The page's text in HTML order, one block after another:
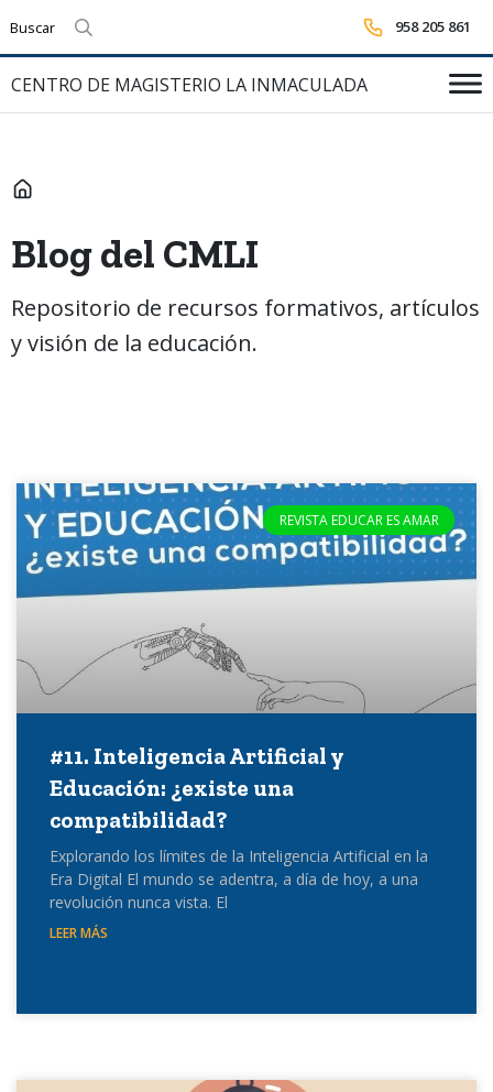
Realizar búsqueda 958 205 861
CENTRO DE MAGISTERIO LA INMACULADA
INICIO
Blog del CMLI
Repositorio de recursos formativos, artículos
y visión de la educación.
REVISTA EDUCAR ES AMAR
#11. Inteligencia Artificial y
Educación: ¿existe una
compatibilidad?
Explorando los límites de la Inteligencia Artificial en la
Era Digital El mundo se adentra, a día de hoy, a una
revolución nunca vista. El
LEER MÁS